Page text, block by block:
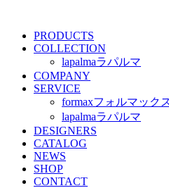
PRODUCTS
COLLECTION
lapalmaラパルマ
COMPANY
SERVICE
formaxフォルマック
lapalmaラパルマ
DESIGNERS
CATALOG
NEWS
SHOP
CONTACT